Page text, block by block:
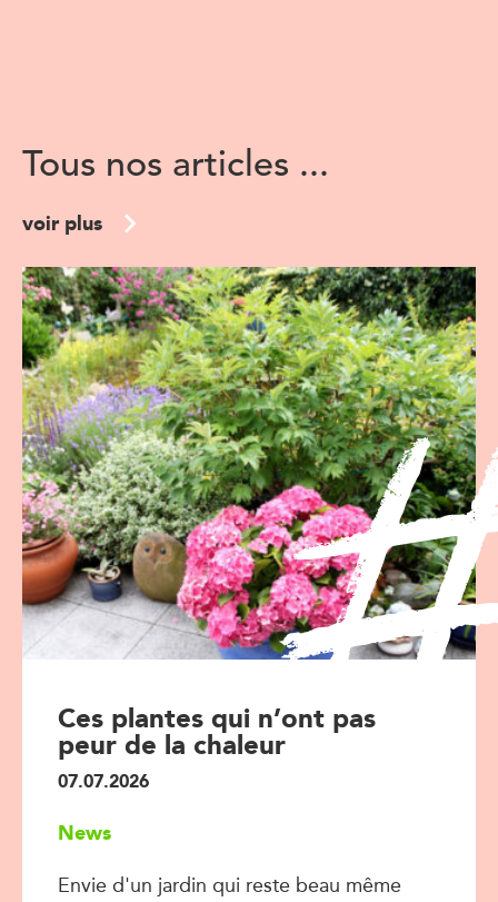
Tous nos articles ...
voir plus
Ces plantes qui n’ont pas
peur de la chaleur
07.07.2026
News
Envie d'un jardin qui reste beau même